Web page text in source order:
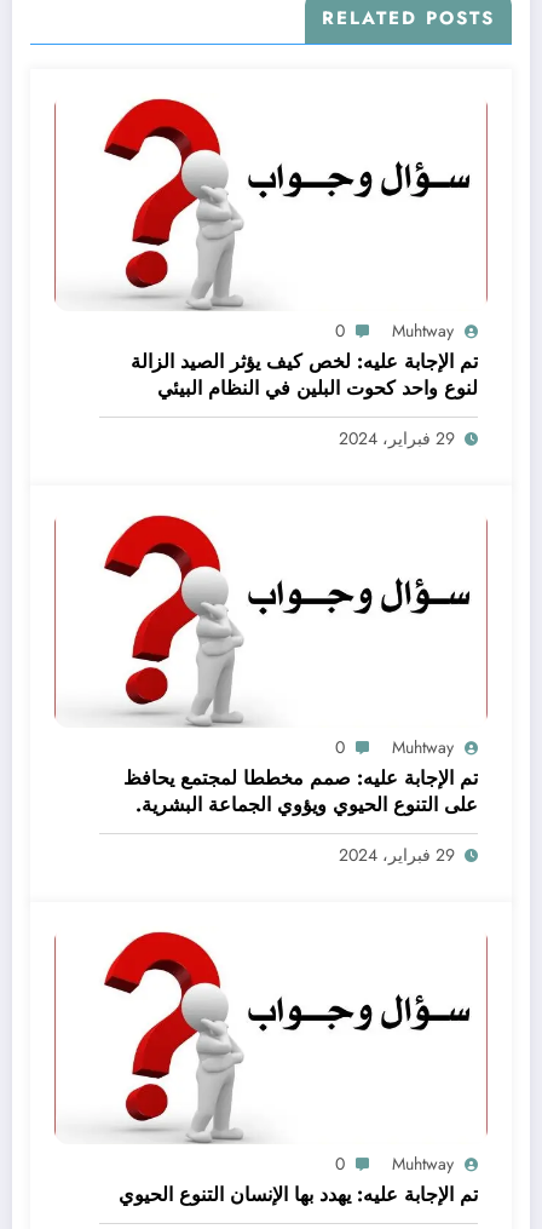
RELATED POSTS
Muhtway
0
تم الإجابة عليه: لخص كيف يؤثر الصيد الزالة
لنوع واحد كحوت البلين في النظام البيئي
baleen whale كاملا
29 فبراير، 2024
Muhtway
0
تم الإجابة عليه: صمم مخططا لمجتمع يحافظ
على التنوع الحيوي ويؤوي الجماعة البشرية.
اعمل ضمن مجموعات صغيرة لتحقيق هذه
المهمة
29 فبراير، 2024
Muhtway
0
تم الإجابة عليه: يهدد بها الإنسان التنوع الحيوي